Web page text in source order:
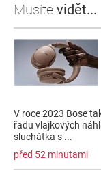
Musíte vidět...
V roce 2023 Bose
řadu vlajkových
sluchátka s ...
před 52 minutami